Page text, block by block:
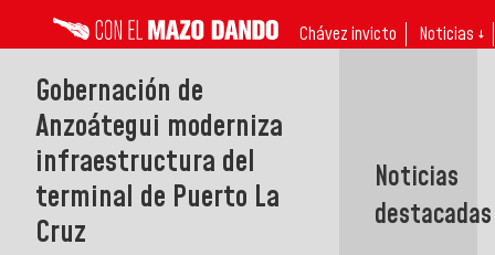
Chávez invicto Noticias ↓
Gobernación de
Anzoátegui moderniza
infraestructura del
terminal de Puerto La
Cruz
Noticias
destacadas